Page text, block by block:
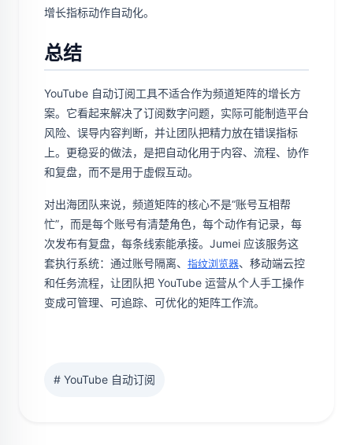
增长指标动作自动化。
总结
YouTube 自动订阅工具不适合作为频道矩阵的增长方
案。它看起来解决了订阅数字问题，实际可能制造平台
风险、误导内容判断，并让团队把精力放在错误指标
上。更稳妥的做法，是把自动化用于内容、流程、协作
和复盘，而不是用于虚假互动。
对出海团队来说，频道矩阵的核心不是“账号互相帮
忙”，而是每个账号有清楚角色，每个动作有记录，每
次发布有复盘，每条线索能承接。Jumei 应该服务这
套执行系统：通过账号隔离、 指纹浏览器、移动端云控
和任务流程，让团队把 YouTube 运营从个人手工操作
变成可管理、可追踪、可优化的矩阵工作流。
# YouTube 自动订阅